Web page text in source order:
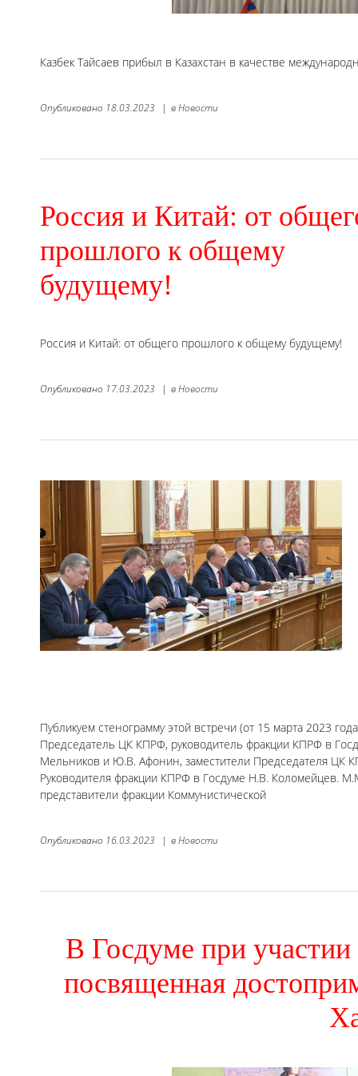
Казбек Тайсаев прибыл в Казахстан в качестве
Опубликовано 18.03.2023 | вНовости
Россия и Китай: от
прошлого к общему
будущему!
Россия и Китай: от общего прошлого к общему будущему!
Опубликовано 17.03.2023 | вНовости
Публикуем стенограмму этой встречи (от 15 марта 2023
Председатель ЦК КПРФ, руководитель фракции КПРФ в
Мельников и Ю.В. Афонин, заместители Председателя ЦК
Руководителя фракции КПРФ в Госдуме Н.В. Коломейцев.
представители фракции Коммунистической
Опубликовано 16.03.2023 | вНовости
В Госдуме при
посвященная